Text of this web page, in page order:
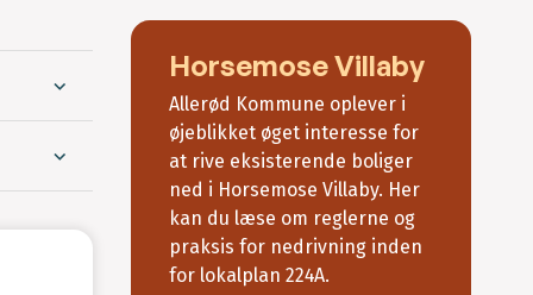
Horsemose Villaby
Allerød Kommune oplever i
øjeblikket øget interesse for
at rive eksisterende boliger
ned i Horsemose Villaby. Her
kan du læse om reglerne og
praksis for nedrivning inden
for lokalplan 224A.